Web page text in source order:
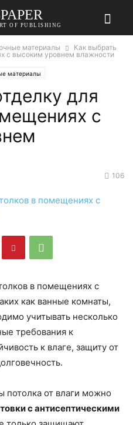
OF PUBLISHING
материалы
Как выбрать
с высоким уровнем влажности
материалы
для
с
106
в помещениях с
как ванные комнаты,
учитывать несколько
требования к
к влаге, защиту от
потолка от влаги можно
с антисептическими